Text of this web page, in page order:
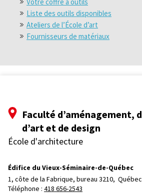
Liste des outils disponibles
Ateliers de l’École d’art
Fournisseurs de matériaux
Faculté d’aménagement,
d’art et de design
École d'architecture
Édifice du Vieux-Séminaire-de-Québec
1, côte de la Fabrique, bureau 3210, Québec
Téléphone : 418 656-2543